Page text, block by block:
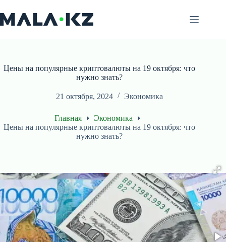
к
сути
Цены на популярные криптовалюты на 19 октября: что
нужно знать?
21 октября, 2024 Экономика
Главная
Экономика
Цены на популярные криптовалюты на 19 октября: что
нужно знать?